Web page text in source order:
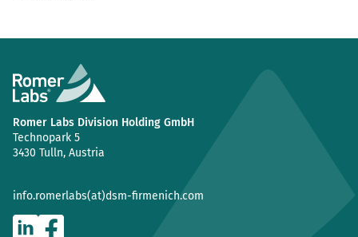
Romer Labs Division Holding GmbH
Technopark 5
3430 Tulln, Austria
info.romerlabs(at)dsm-firmenich.com